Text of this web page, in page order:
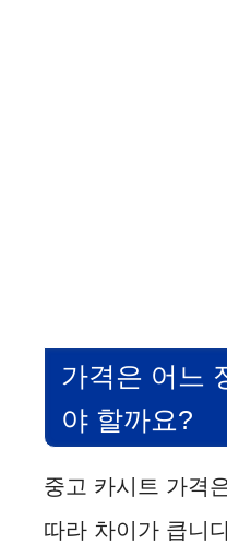
가격은 어느
야 할까요?
중고 카시트 가격
따라 차이가 큽니